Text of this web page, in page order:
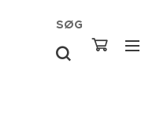
SØG